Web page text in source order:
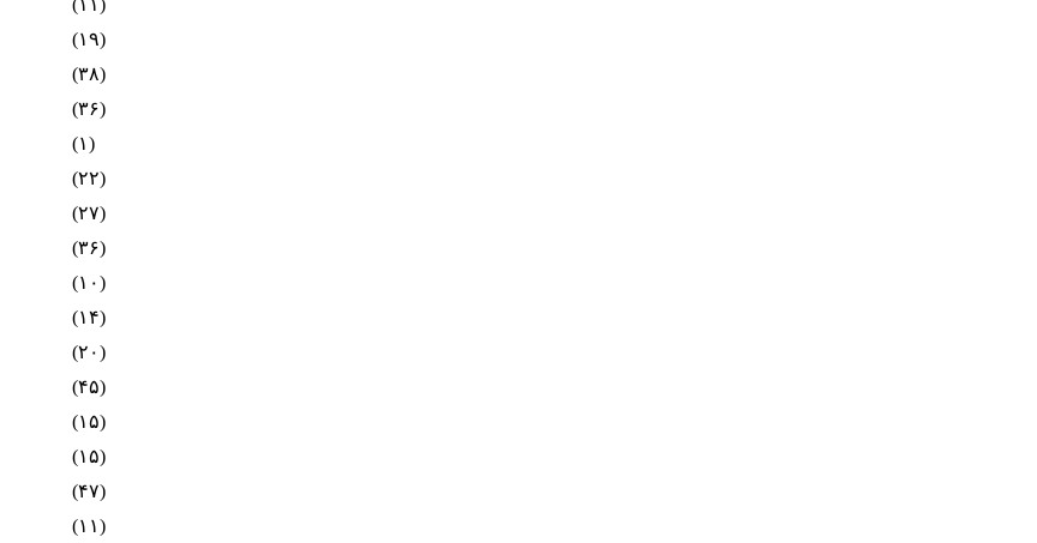
(۱۱)
(۱۹)
(۳۸)
(۳۶)
(۱)
(۲۲)
(۲۷)
(۳۶)
(۱۰)
(۱۴)
(۲۰)
(۴۵)
(۱۵)
(۱۵)
(۴۷)
(۱۱)